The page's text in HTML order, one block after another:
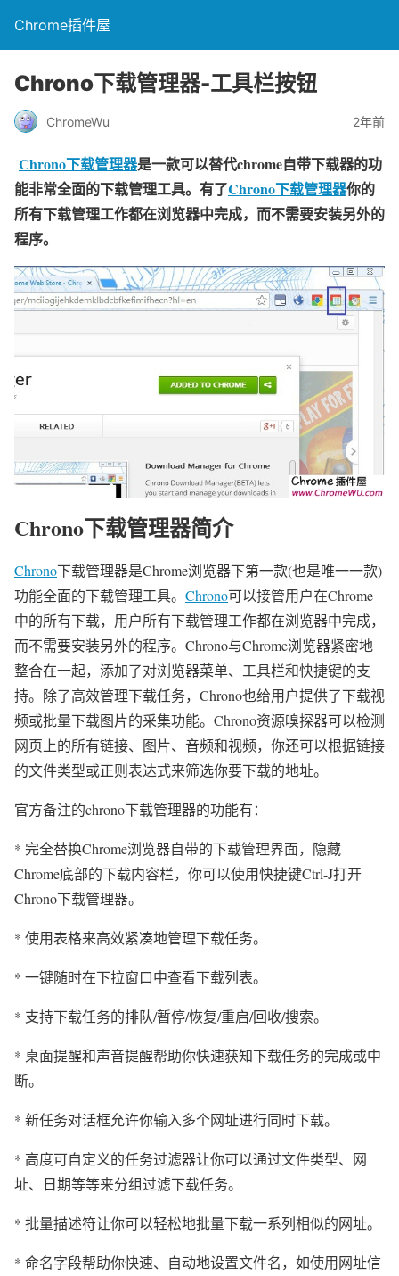
Chrome插件屋
Chrono下载管理器-工具栏按钮
ChromeWu 2年前
Chrono下载管理器是一款可以替代chrome自带下载器的功
能非常全面的下载管理工具。有了Chrono下载管理器你的
所有下载管理工作都在浏览器中完成，而不需要安装另外的
程序。
Chrono下载管理器简介
Chrono下载管理器是Chrome浏览器下第一款(也是唯一一款)
功能全面的下载管理工具。 Chrono可以接管用户在Chrome
中的所有下载，用户所有下载管理工作都在浏览器中完成，
而不需要安装另外的程序。Chrono与Chrome浏览器紧密地
整合在一起，添加了对浏览器菜单、工具栏和快捷键的支
持。除了高效管理下载任务，Chrono也给用户提供了下载视
频或批量下载图片的采集功能。Chrono资源嗅探器可以检测
网页上的所有链接、图片、音频和视频，你还可以根据链接
的文件类型或正则表达式来筛选你要下载的地址。
官方备注的chrono下载管理器的功能有：
* 完全替换Chrome浏览器自带的下载管理界面，隐藏
Chrome底部的下载内容栏，你可以使用快捷键Ctrl-J打开
Chrono下载管理器。
* 使用表格来高效紧凑地管理下载任务。
* 一键随时在下拉窗口中查看下载列表。
* 支持下载任务的排队/暂停/恢复/重启/回收/搜索。
* 桌面提醒和声音提醒帮助你快速获知下载任务的完成或中
断。
* 新任务对话框允许你输入多个网址进行同时下载。
* 高度可自定义的任务过滤器让你可以通过文件类型、网
址、日期等等来分组过滤下载任务。
* 批量描述符让你可以轻松地批量下载一系列相似的网址。
* 命名字段帮助你快速、自动地设置文件名，如使用网址信